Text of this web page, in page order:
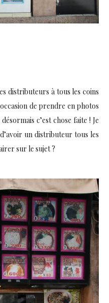
distributeurs à tous les coins
de prendre en photos
c’est chose faite ! Je
un distributeur tous les
sur le sujet ?